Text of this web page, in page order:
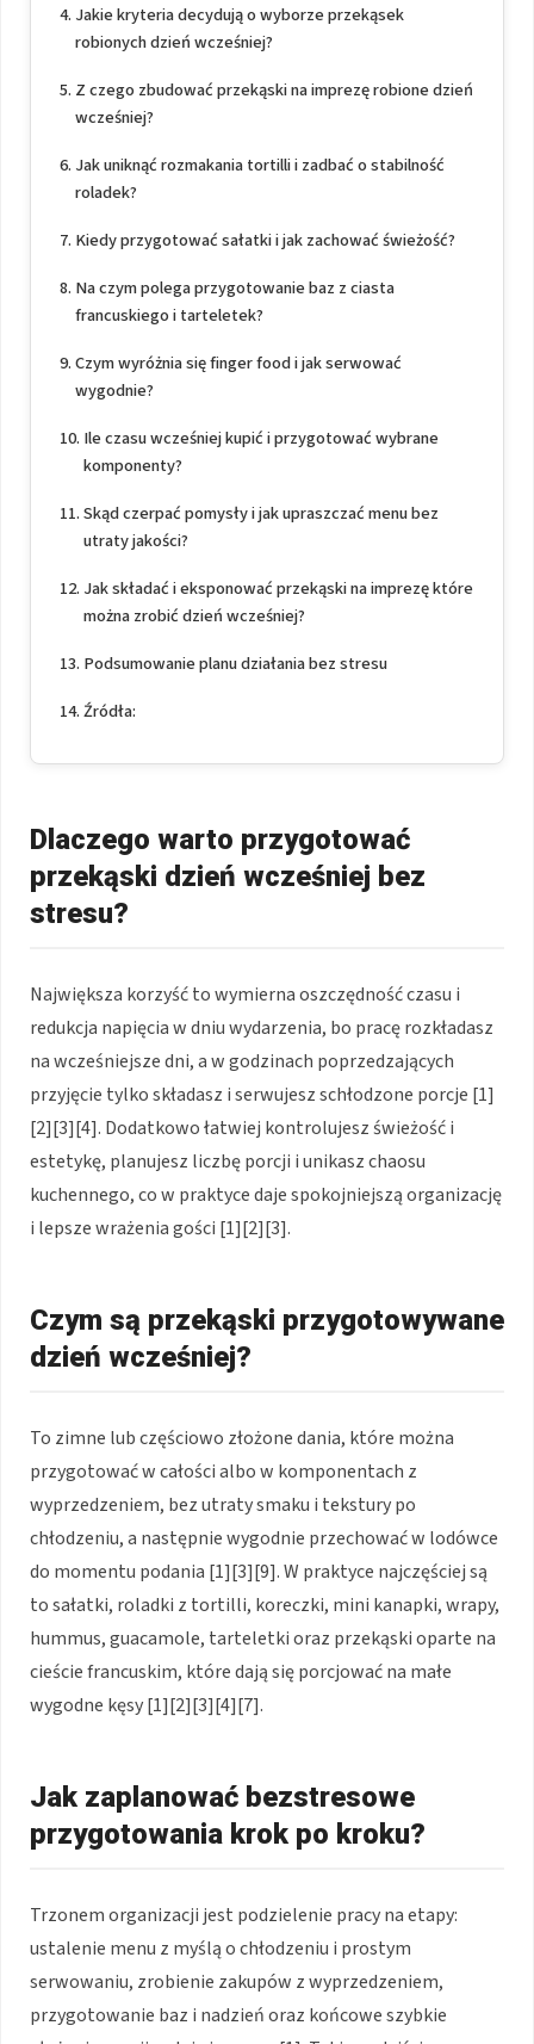
Jakie kryteria decydują o wyborze przekąsek
robionych dzień wcześniej?
Z czego zbudować przekąski na imprezę robione dzień
wcześniej?
Jak uniknąć rozmakania tortilli i zadbać o stabilność
roladek?
Kiedy przygotować sałatki i jak zachować świeżość?
Na czym polega przygotowanie baz z ciasta
francuskiego i tarteletek?
Czym wyróżnia się finger food i jak serwować
wygodnie?
Ile czasu wcześniej kupić i przygotować wybrane
komponenty?
Skąd czerpać pomysły i jak upraszczać menu bez
utraty jakości?
Jak składać i eksponować przekąski na imprezę które
można zrobić dzień wcześniej?
Podsumowanie planu działania bez stresu
Źródła:
Dlaczego warto przygotować
przekąski dzień wcześniej bez
stresu?
Największa korzyść to wymierna oszczędność czasu i
redukcja napięcia w dniu wydarzenia, bo pracę rozkładasz
na wcześniejsze dni, a w godzinach poprzedzających
przyjęcie tylko składasz i serwujesz schłodzone porcje [1]
[2][3][4]. Dodatkowo łatwiej kontrolujesz świeżość i
estetykę, planujesz liczbę porcji i unikasz chaosu
kuchennego, co w praktyce daje spokojniejszą organizację
i lepsze wrażenia gości [1][2][3].
Czym są przekąski przygotowywane
dzień wcześniej?
To zimne lub częściowo złożone dania, które można
przygotować w całości albo w komponentach z
wyprzedzeniem, bez utraty smaku i tekstury po
chłodzeniu, a następnie wygodnie przechować w lodówce
do momentu podania [1][3][9]. W praktyce najczęściej są
to sałatki, roladki z tortilli, koreczki, mini kanapki, wrapy,
hummus, guacamole, tarteletki oraz przekąski oparte na
cieście francuskim, które dają się porcjować na małe
wygodne kęsy [1][2][3][4][7].
Jak zaplanować bezstresowe
przygotowania krok po kroku?
Trzonem organizacji jest podzielenie pracy na etapy:
ustalenie menu z myślą o chłodzeniu i prostym
serwowaniu, zrobienie zakupów z wyprzedzeniem,
przygotowanie baz i nadzień oraz końcowe szybkie